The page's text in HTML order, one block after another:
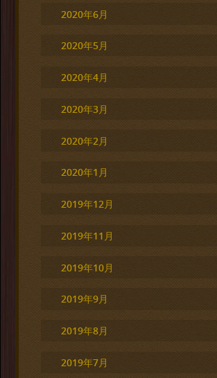
2020年6月
2020年5月
2020年4月
2020年3月
2020年2月
2020年1月
2019年12月
2019年11月
2019年10月
2019年9月
2019年8月
2019年7月